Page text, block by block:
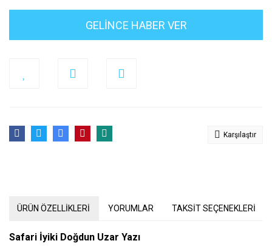
GELİNCE HABER VER
Karşılaştır
ÜRÜN ÖZELLİKLERİ YORUMLAR TAKSİT SEÇENEKLERİ
Safari İyiki Doğdun Uzar Yazı